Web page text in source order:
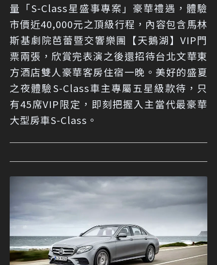
量「S-Class星盛事專案」豪華禮遇，體驗
市價近40,000元之頂級行程，內容包含馬林
斯基劇院芭蕾暨交響樂團【天鵝湖】VIP門
票兩張，欣賞完表演之後還招待台北文華東
方酒店雙人豪華客房住宿一晚。美好的盛夏
之夜體驗S-Class車主專屬五星級款待，只
有45席VIP限定，即刻把握入主當代最豪華
大型房車S-Class。